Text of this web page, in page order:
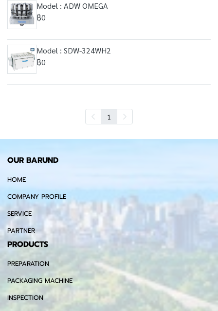
Model : ADW OMEGA
฿0
Model : SDW-324WH2
฿0
1
OUR BARUND
HOME
COMPANY PROFILE
SERVICE
PARTNER
PRODUCTS
PREPARATION
PACKAGING MACHINE
INSPECTION